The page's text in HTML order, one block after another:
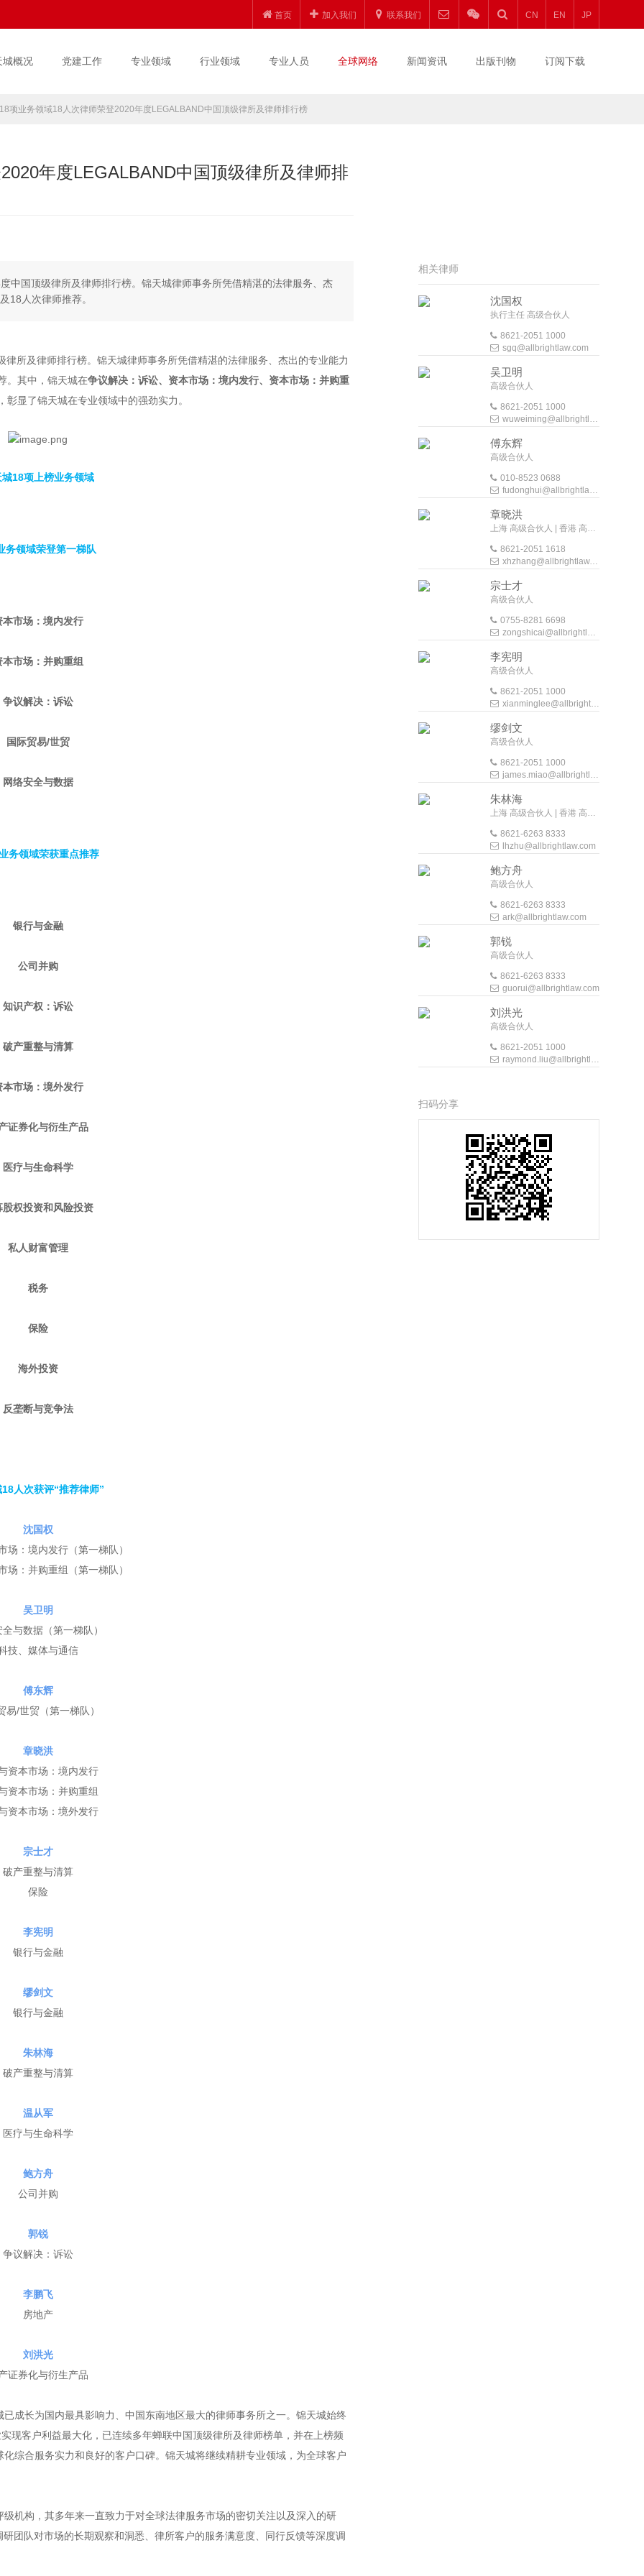
首页 加入我们 联系我们 CN EN JP
城概况 党建工作 专业领域 行业领域 专业人员 全球网络 新闻资讯 出版刊物 订阅下载
项业务领域18人次律师荣登2020年度LEGALBAND中国顶级律所及律师排行榜
年度LEGALBAND中国顶级律所及律师排
中国顶级律所及律师排行榜。锦天城律师事务所凭借精湛的法律服务、杰
18人次律师推荐。
所及律师排行榜。锦天城律师事务所凭借精湛的法律服务、杰出的专业能力
。其中，锦天城在争议解决：诉讼、资本市场：境内发行、资本市场：并购重
彰显了锦天城在专业领域中的强劲实力。
18项上榜业务领域
务领域荣登第一梯队
本市场：境内发行
本市场：并购重组
争议解决：诉讼
国际贸易/世贸
网络安全与数据
务领域荣获重点推荐
银行与金融
公司并购
知识产权：诉讼
破产重整与清算
本市场：境外发行
证券化与衍生产品
医疗与生命科学
股权投资和风险投资
私人财富管理
税务
保险
海外投资
反垄断与竞争法
人次获评“推荐律师”
沈国权
场：境内发行（第一梯队）
场：并购重组（第一梯队）
吴卫明
与数据（第一梯队）
技、媒体与通信
傅东辉
易/世贸（第一梯队）
章晓洪
资本市场：境内发行
资本市场：并购重组
资本市场：境外发行
宗士才
破产重整与清算
保险
李宪明
银行与金融
缪剑文
银行与金融
朱林海
破产重整与清算
温从军
医疗与生命科学
鲍方舟
公司并购
郭锐
争议解决：诉讼
李鹏飞
房地产
刘洪光
证券化与衍生产品
成长为国内最具影响力、中国东南地区最大的律师事务所之一。锦天城始终
现客户利益最大化，已连续多年蝉联中国顶级律所及律师榜单，并在上榜频
综合服务实力和良好的客户口碑。锦天城将继续精耕专业领域，为全球客户
机构，其多年来一直致力于对全球法律服务市场的密切关注以及深入的研
团队对市场的长期观察和洞悉、律所客户的服务满意度、同行反馈等深度调
相关律师
沈国权
执行主任 高级合伙人
8621-2051 1000
sgq@allbrightlaw.com
吴卫明
高级合伙人
8621-2051 1000
wuweiming@allbrightlaw.com
傅东辉
高级合伙人
010-8523 0688
fudonghui@allbrightlaw.com
章晓洪
上海 高级合伙人 | 香港 高级外地法律顾问
8621-2051 1618
xhzhang@allbrightlaw.com
宗士才
高级合伙人
0755-8281 6698
zongshicai@allbrightlaw.com
李宪明
高级合伙人
8621-2051 1000
xianminglee@allbrightlaw.com
缪剑文
高级合伙人
8621-2051 1000
james.miao@allbrightlaw.com
朱林海
上海 高级合伙人 | 香港 高级外地法律顾问
8621-6263 8333
lhzhu@allbrightlaw.com
鲍方舟
高级合伙人
8621-6263 8333
ark@allbrightlaw.com
郭锐
高级合伙人
8621-6263 8333
guorui@allbrightlaw.com
刘洪光
高级合伙人
8621-2051 1000
raymond.liu@allbrightlaw.com
扫码分享